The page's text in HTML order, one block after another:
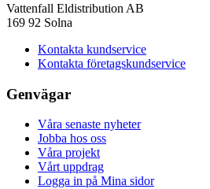
Vattenfall Eldistribution AB
169 92 Solna
Kontakta kundservice
Kontakta företagskundservice
Genvägar
Våra senaste nyheter
Jobba hos oss
Våra projekt
Vårt uppdrag
Logga in på Mina sidor